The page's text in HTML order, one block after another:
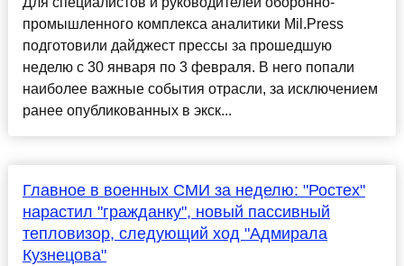
промышленного комплекса аналитики Mil.Press
подготовили дайджест прессы за прошедшую
неделю с 30 января по 3 февраля. В него попали
наиболее важные события отрасли, за исключением
ранее опубликованных в экск...
Главное в военных СМИ за неделю: "Ростех"
нарастил "гражданку", новый пассивный
тепловизор, следующий ход "Адмирала
Кузнецова"